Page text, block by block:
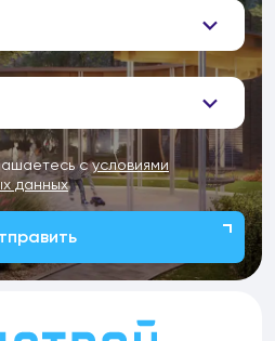
сусловиями
данных